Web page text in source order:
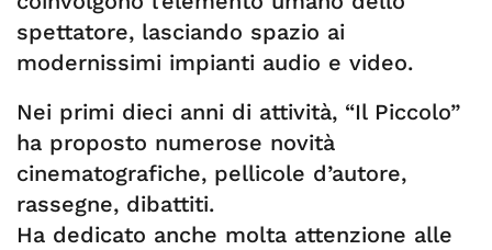
spettatore, lasciando spazio ai
modernissimi impianti audio e video.
Nei primi dieci anni di attività, “Il Piccolo”
ha proposto numerose novità
cinematografiche, pellicole d’autore,
rassegne, dibattiti.
Ha dedicato anche molta attenzione alle